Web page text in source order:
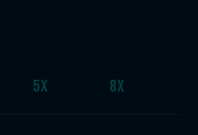
5x 8x